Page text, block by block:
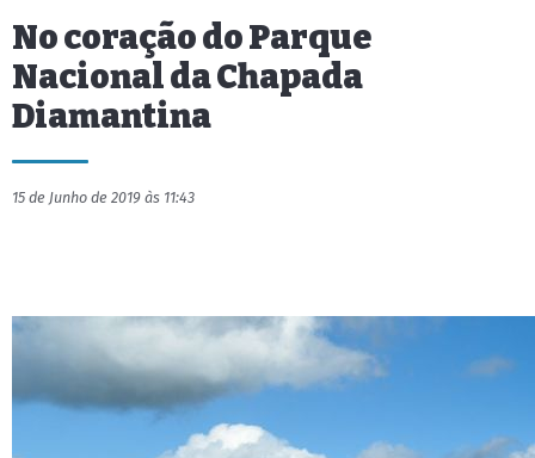
No coração do Parque
Nacional da Chapada
Diamantina
15 de Junho de 2019 às 11:43